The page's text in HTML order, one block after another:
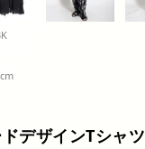
デザインTシャツ